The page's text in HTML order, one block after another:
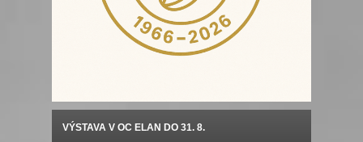
VÝSTAVA V OC ELAN DO 31. 8.